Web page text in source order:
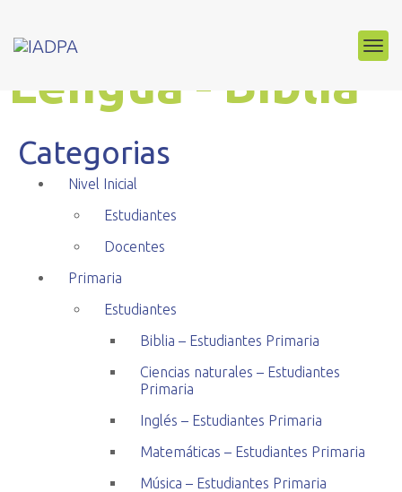
Estudiantes
Lengua - Biblia
Categorias
Nivel Inicial
Estudiantes
Docentes
Primaria
Estudiantes
Biblia – Estudiantes Primaria
Ciencias naturales – Estudiantes
Primaria
Inglés – Estudiantes Primaria
Matemáticas – Estudiantes Primaria
Música – Estudiantes Primaria